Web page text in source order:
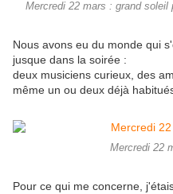
Mercredi 22 mars : grand
Nous avons eu du monde qui
jusque dans la soirée :
deux musiciens curieux, des
même un ou deux déjà
Mercredi 22
Pour ce qui me concerne,